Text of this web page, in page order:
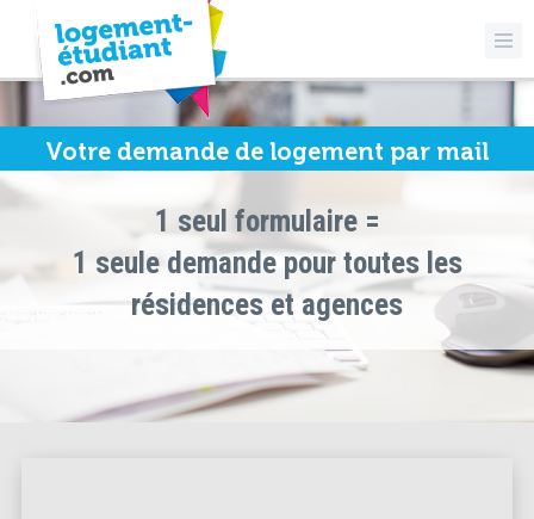
Votre demande de logement par mail
1 seul formulaire =
1 seule demande pour toutes les
résidences et agences